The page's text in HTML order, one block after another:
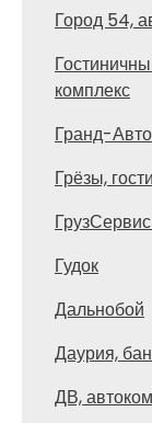
Город 54,
комплекс
Гранд-Авто
Грёзы,
Гудок
Дальнобой
Даурия,
ДВ,